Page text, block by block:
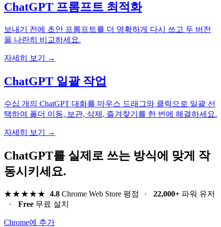
ChatGPT 프롬프트 최적화
보내기 전에 초안 프롬프트를 더 명확하게 다시 쓰고 두 버전
을 나란히 비교하세요.
자세히 보기 →
ChatGPT 일괄 작업
수십 개의 ChatGPT 대화를 마우스 드래그와 클릭으로 일괄 선
택하여 폴더 이동, 보관, 삭제, 즐겨찾기를 한 번에 해결하세요.
자세히 보기 →
ChatGPT를 실제로 쓰는 방식에 맞게 작
동시키세요.
★★★★★ 4.8Chrome Web Store 평점 · 22,000+파워 유저
·
Free 무료 설치
Chrome에 추가